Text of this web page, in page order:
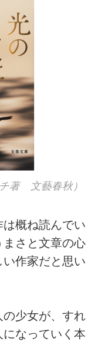
著 文藝春秋）
概ね読んでい
さと文章の心
作家だと思い
少女が、すれ
なっていく本